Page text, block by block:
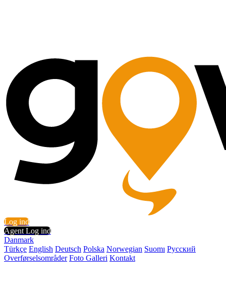
Log ind
Agent Log ind
Danmark
Türkçe English Deutsch Polska Norwegian Suomı Русский
Overførselsområder Foto Galleri Kontakt